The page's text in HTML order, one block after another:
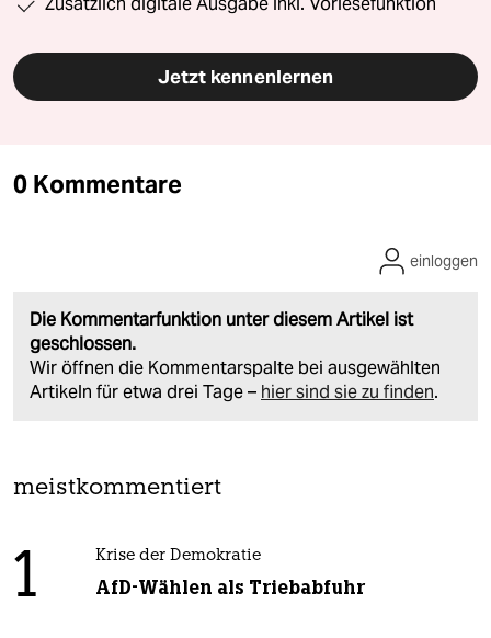
Jetzt kennenlernen
0 Kommentare
Die Kommentarfunktion unter diesem Artikel ist
geschlossen.
Wir öffnen die Kommentarspalte bei ausgewählten
Artikeln für etwa drei Tage – hier sind sie zu finden.
einloggen
meistkommentiert
1 Krise der Demokratie
AfD-Wählen als Triebabfuhr